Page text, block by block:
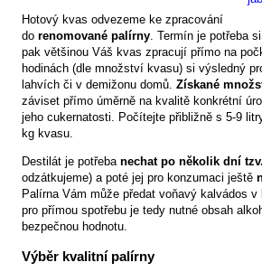
Hotový kvas odvezeme ke zpracování
do renomované palírny . Termín je potřeba
pak většinou Váš kvas zpracují přímo na
hodinách (dle množství kvasu) si výsledný
lahvích či v demižonu domů. Získané
záviset přímo úměrně na kvalitě konkrétní
jeho cukernatosti. Počítejte přibližně s 5-9
kg kvasu.
Destilát je potřeba nechat po několik dní
odzátkujeme) a poté jej pro konzumaci ještě
Palírna Vám může předat voňavý kalvádos v
pro přímou spotřebu je tedy nutné obsah
bezpečnou hodnotu.
Výběr kvalitní palírny